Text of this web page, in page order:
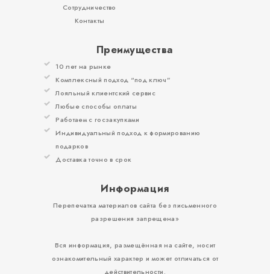
Сотрудничество
Контакты
Преимущества
10 лет на рынке
Комплексный подход “под ключ”
Лояльный клиентский сервис
Любые способы оплаты
Работаем с госзакупками
Индивидуальный подход к формированию
подарков
Доставка точно в срок
Информация
Перепечатка материалов сайта без письменного
разрешения запрещена»
Вся информация, размещённая на сайте, носит
ознакомительный характер и может отличаться от
действительности.